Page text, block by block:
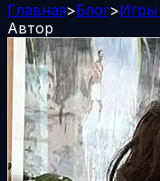
Главная>Блог>Игры
Автор